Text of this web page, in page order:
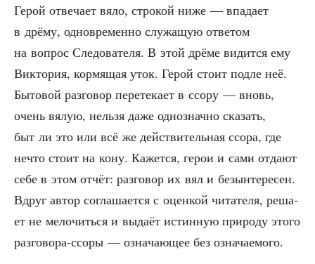
Герой отве­ча­ет вяло, стро­кой ниже — впа­да­ет
в дрё­му, одно­вре­мен­но слу­жа­щую отве­том
на вопрос Сле­до­ва­те­ля. В этой дрё­ме видит­ся ему
Вик­то­рия, кор­мя­щая уток. Герой сто­ит под­ле неё.
Быто­вой раз­го­вор пере­те­ка­ет в ссо­ру — вновь,
очень вялую, нель­зя даже одно­знач­но ска­зать,
быт ли это или всё же дей­стви­тель­ная ссо­ра, где
нечто сто­ит на кону. Кажет­ся, герои и сами отда­ют
себе в этом отчёт: раз­го­вор их вял и безын­те­ре­сен.
Вдруг автор согла­ша­ет­ся с оцен­кой чита­те­ля, реша­
ет не мело­чить­ся и выда­ёт истин­ную при­ро­ду это­го
раз­го­во­ра-ссо­ры — озна­ча­ю­щее без означаемого.